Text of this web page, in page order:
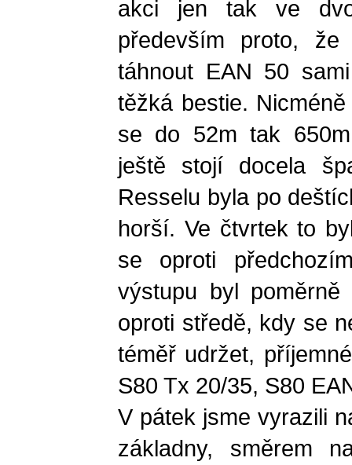
akci jen tak ve
především proto,
táhnout EAN 50
těžká bestie.
se do 52m tak
ještě stojí docela
Resselu byla po
horší. Ve čtvrtek to
se oproti
výstupu byl
oproti středě, kdy se
téměř udržet,
S80 Tx 20/35, S80
V pátek jsme vyrazili
základny, směrem